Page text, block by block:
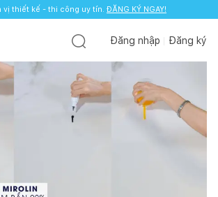
vị thiết kế - thi công uy tín. ĐĂNG KÝ NGAY!
Đăng nhập Đăng ký